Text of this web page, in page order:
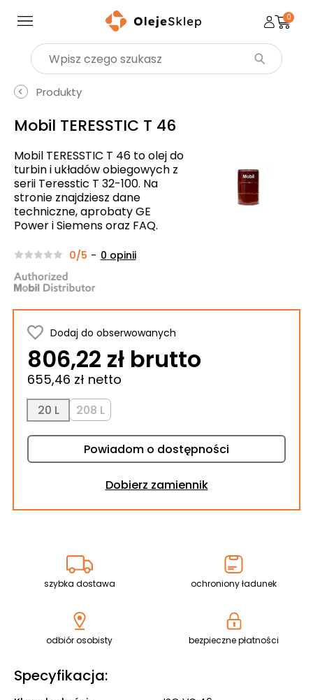
Wyszukaj produkt
0
Produkty
Mobil TERESSTIC T 46
Mobil TERESSTIC T 46 to olej do
turbin i układów obiegowych z
serii Teresstic T 32-100. Na
stronie znajdziesz dane
techniczne, aprobaty GE
Power i Siemens oraz FAQ.
0/5 - 0 opinii
Dodaj do obserwowanych
806,22 zł brutto
655,46 zł netto
20 L 208 L
Powiadom o dostępności
Dobierz zamiennik
szybka dostawa ochroniony ładunek
odbiór osobisty bezpieczne płatności
Specyfikacja: